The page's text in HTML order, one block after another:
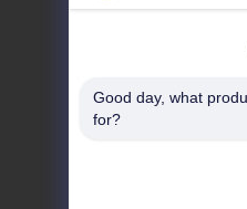
Adresse
Good day, what
for?